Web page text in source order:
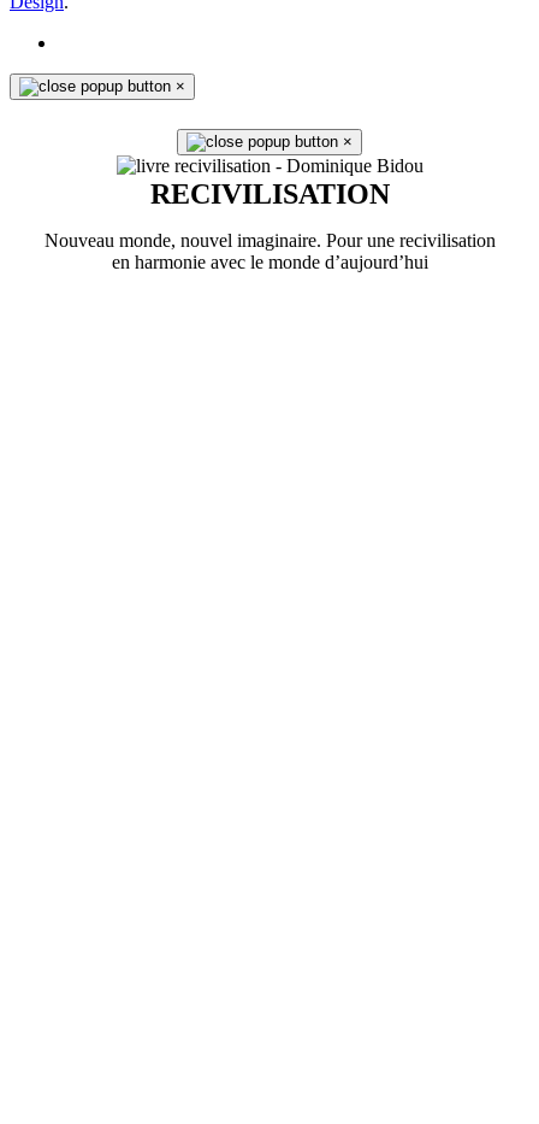
×
×
RECIVILISATION
Nouveau monde, nouvel imaginaire. Pour une recivilisation
en harmonie avec le monde d’aujourd’hui